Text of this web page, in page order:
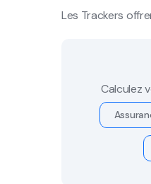
Les Trackers
Calculez